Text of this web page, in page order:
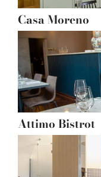
Casa Moreno
Attimo Bistrot